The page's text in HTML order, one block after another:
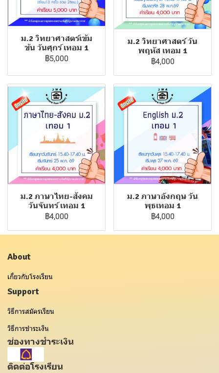
ม.2 วิทยาศาสตร์เข้ม
ข้น วันศุกร์ เทอม 1
฿5,000
ม.2 วิทยาศาสตร์ วัน
พฤหัส เทอม 1
฿4,000
ม.2 ภาษาไทย-สังคม
วันจันทร์ เทอม 1
฿4,000
ม.2 ภาษาอังกฤษ วัน
พุธเทอม 1
฿4,000
About
เกี่ยวกับโรงเรียน
Support
วิธีการสมัครเรียน
วิธีการชำระเงิน
ช่องทางชำระเงิน
ติดต่อโรงเรียน